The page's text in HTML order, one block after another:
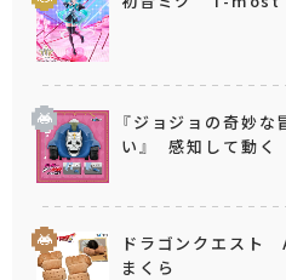
『ジョジョの奇妙
い』 感知して動く
ドラゴンクエスト
まくら